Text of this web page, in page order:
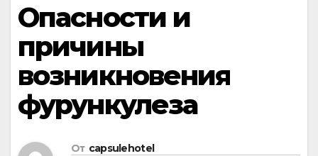
Опасности и
причины
возникновения
фурункулеза
От capsulehotel